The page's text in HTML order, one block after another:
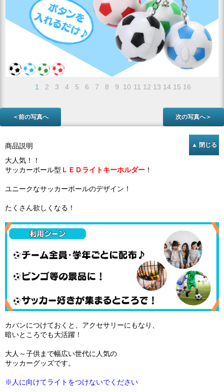
1 2 3 4 5 6 7 8 9 10 11 12 13 14 15 16
＜前の写真へ 次の写真へ＞
商品説明
大人気！！
サッカーボール型 ＬＥＤライトキーホルダー ！
ユニークなサッカーボールのデザイン！
たくさん欲しくなる！
カバンにつけておくと、アクセサリーにもなり、
暗いところでも大活躍！
大人～子供まで幅広い世代に人気の
サッカーグッズです。
※人に向けてライトをつけないでください